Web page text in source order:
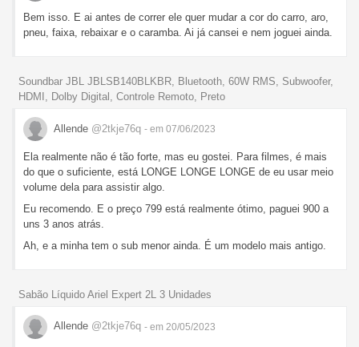
Bem isso. E ai antes de correr ele quer mudar a cor do carro, aro,
pneu, faixa, rebaixar e o caramba. Ai já cansei e nem joguei ainda.
Soundbar JBL JBLSB140BLKBR, Bluetooth, 60W RMS, Subwoofer,
HDMI, Dolby Digital, Controle Remoto, Preto
Allende @2tkje76q - em 07/06/2023
Ela realmente não é tão forte, mas eu gostei. Para filmes, é mais
do que o suficiente, está LONGE LONGE LONGE de eu usar meio
volume dela para assistir algo.
Eu recomendo. E o preço 799 está realmente ótimo, paguei 900 a
uns 3 anos atrás.
Ah, e a minha tem o sub menor ainda. É um modelo mais antigo.
Sabão Líquido Ariel Expert 2L 3 Unidades
Allende @2tkje76q - em 20/05/2023